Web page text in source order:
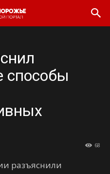
способы
68
разъяснили